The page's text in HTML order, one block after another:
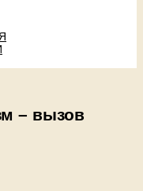
– вызов